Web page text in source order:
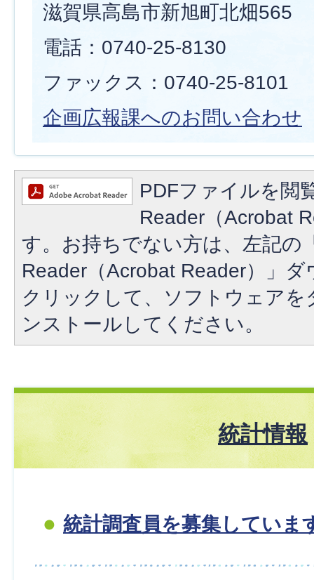
滋賀県高島市新旭町北畑565
電話：0740-25-8130
ファックス：0740-25-8101
企画広報課へのお問い合わせ
PDFファイルを閲
Reader（Acrobat
す。お持ちでない方は、左記の
Reader（Acrobat Reader）」
クリックして、ソフトウェア
ンストールしてください。
統計情報
統計調査員を募集していま